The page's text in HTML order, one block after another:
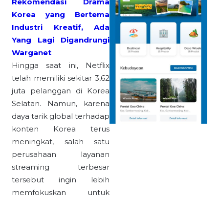
Rekomendasi Drama
Korea yang Bertema
Industri Kreatif, Ada
Yang Lagi Digandrungi
Warganet
Hingga saat ini, Netflix
telah memiliki sekitar 3,62
juta pelanggan di Korea
Selatan. Namun, karena
daya tarik global terhadap
konten Korea terus
meningkat, salah satu
perusahaan layanan
streaming terbesar
tersebut ingin lebih
memfokuskan untuk